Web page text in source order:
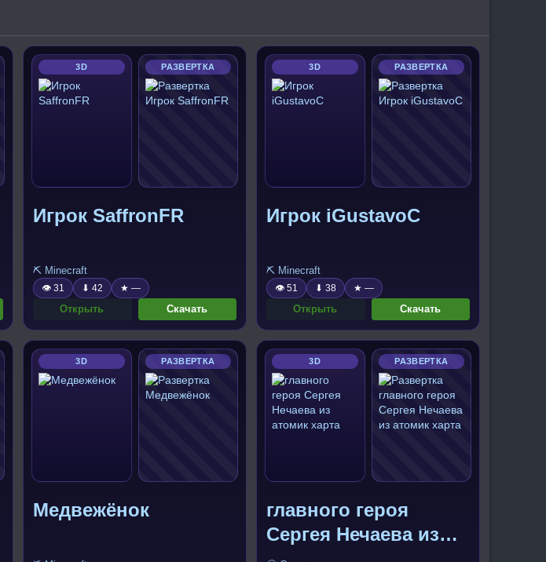
3D РАЗВЕРТКА
Игрок SaffronFR
⛏️ Minecraft
👁 31 ⬇ 42 ★ —
Открыть Скачать
3D РАЗВЕРТКА
Игрок iGustavoC
⛏️ Minecraft
👁 51 ⬇ 38 ★ —
Открыть Скачать
3D РАЗВЕРТКА
Медвежёнок
3D РАЗВЕРТКА
главного героя
Сергея Нечаева из